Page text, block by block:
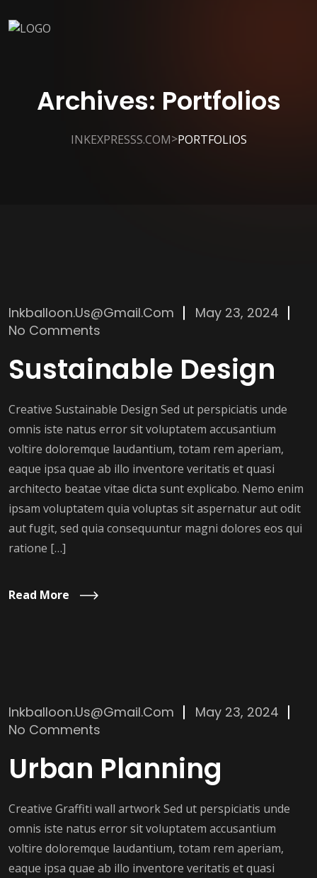
Archives: Portfolios
INKEXPRESSS.COM>PORTFOLIOS
Inkballoon.us@gmail.com
May 23, 2024
No Comments
Sustainable Design
Creative Sustainable Design Sed ut perspiciatis unde
omnis iste natus error sit voluptatem accusantium
voltire doloremque laudantium, totam rem aperiam,
eaque ipsa quae ab illo inventore veritatis et quasi
architecto beatae vitae dicta sunt explicabo. Nemo enim
ipsam voluptatem quia voluptas sit aspernatur aut odit
aut fugit, sed quia consequuntur magni dolores eos qui
ratione […]
Read More
Inkballoon.us@gmail.com
May 23, 2024
No Comments
Urban Planning
Creative Graffiti wall artwork Sed ut perspiciatis unde
omnis iste natus error sit voluptatem accusantium
voltire doloremque laudantium, totam rem aperiam,
eaque ipsa quae ab illo inventore veritatis et quasi